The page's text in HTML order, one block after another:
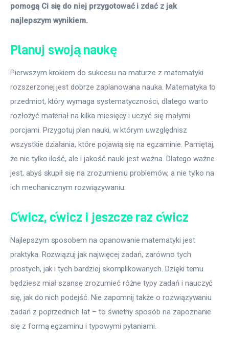
pomogą Ci się do niej przygotować i zdać z jak
najlepszym wynikiem.
Planuj swoją naukę
Pierwszym krokiem do sukcesu na maturze z matematyki
rozszerzonej jest dobrze zaplanowana nauka. Matematyka to
przedmiot, który wymaga systematyczności, dlatego warto
rozłożyć materiał na kilka miesięcy i uczyć się małymi
porcjami. Przygotuj plan nauki, w którym uwzględnisz
wszystkie działania, które pojawią się na egzaminie. Pamiętaj,
że nie tylko ilość, ale i jakość nauki jest ważna. Dlatego ważne
jest, abyś skupił się na zrozumieniu problemów, a nie tylko na
ich mechanicznym rozwiązywaniu.
Ćwicz, ćwicz i jeszcze raz ćwicz
Najlepszym sposobem na opanowanie matematyki jest
praktyka. Rozwiązuj jak najwięcej zadań, zarówno tych
prostych, jak i tych bardziej skomplikowanych. Dzięki temu
będziesz miał szansę zrozumieć różne typy zadań i nauczyć
się, jak do nich podejść. Nie zapomnij także o rozwiązywaniu
zadań z poprzednich lat – to świetny sposób na zapoznanie
się z formą egzaminu i typowymi pytaniami.